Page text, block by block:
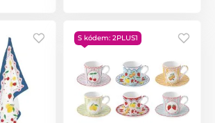
S kódem: 2PLUS1